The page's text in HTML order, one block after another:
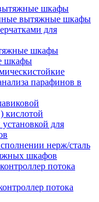
шкафы
вытяжные шкафы
для
шкафы
шкафы
парафинов в
кислотой
для
нерж/сталь
шкафов
потока
потока